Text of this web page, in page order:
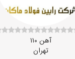
آهن ۱۱۰
تهران